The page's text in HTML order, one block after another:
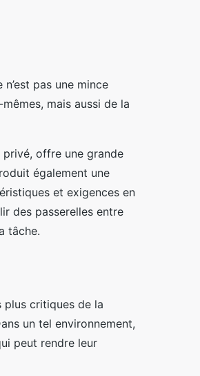
pas une mince
mais aussi de la
offre une grande
également une
et exigences en
des passerelles entre
tâche.
plus critiques de la
un tel environnement,
peut rendre leur